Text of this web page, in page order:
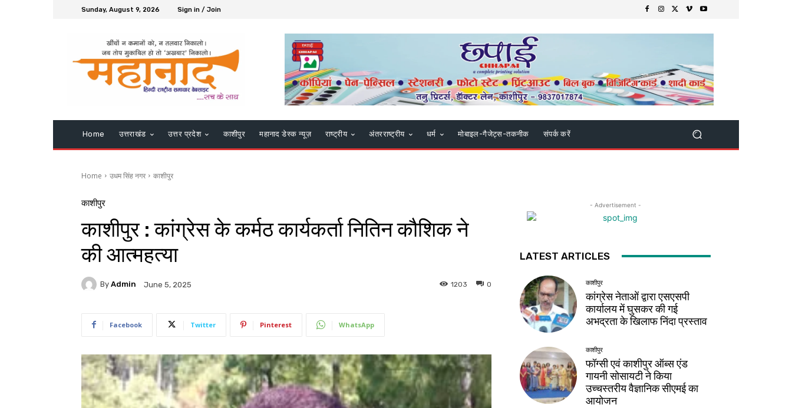
Sunday, August 9, 2026 Sign in / Join
Home उत्तराखंड उत्तर प्रदेश काशीपुर महानाद डेस्क न्यूज़ राष्ट्रीय अंतरराष्ट्रीय धर्म मोबाइल-गैजेट्स-तकनीक संपर्क करें
Home उधम सिंह नगर काशीपुर
काशीपुर
काशीपुर : कांग्रेस के कर्मठ कार्यकर्ता नितिन कौशिक ने
की आत्महत्या
By Admin June 5, 2025 0
1203
Facebook Twitter Pinterest WhatsApp
- Advertisement -
LATEST ARTICLES
काशीपुर
कांग्रेस नेताओं द्वारा एसएसपी
कार्यालय में घुसकर की गई
अभद्रता के खिलाफ निंदा प्रस्ताव
काशीपुर
फॉग्सी एवं काशीपुर ऑब्स एंड
गायनी सोसायटी ने किया
उच्चस्तरीय वैज्ञानिक सीएमई का
आयोजन